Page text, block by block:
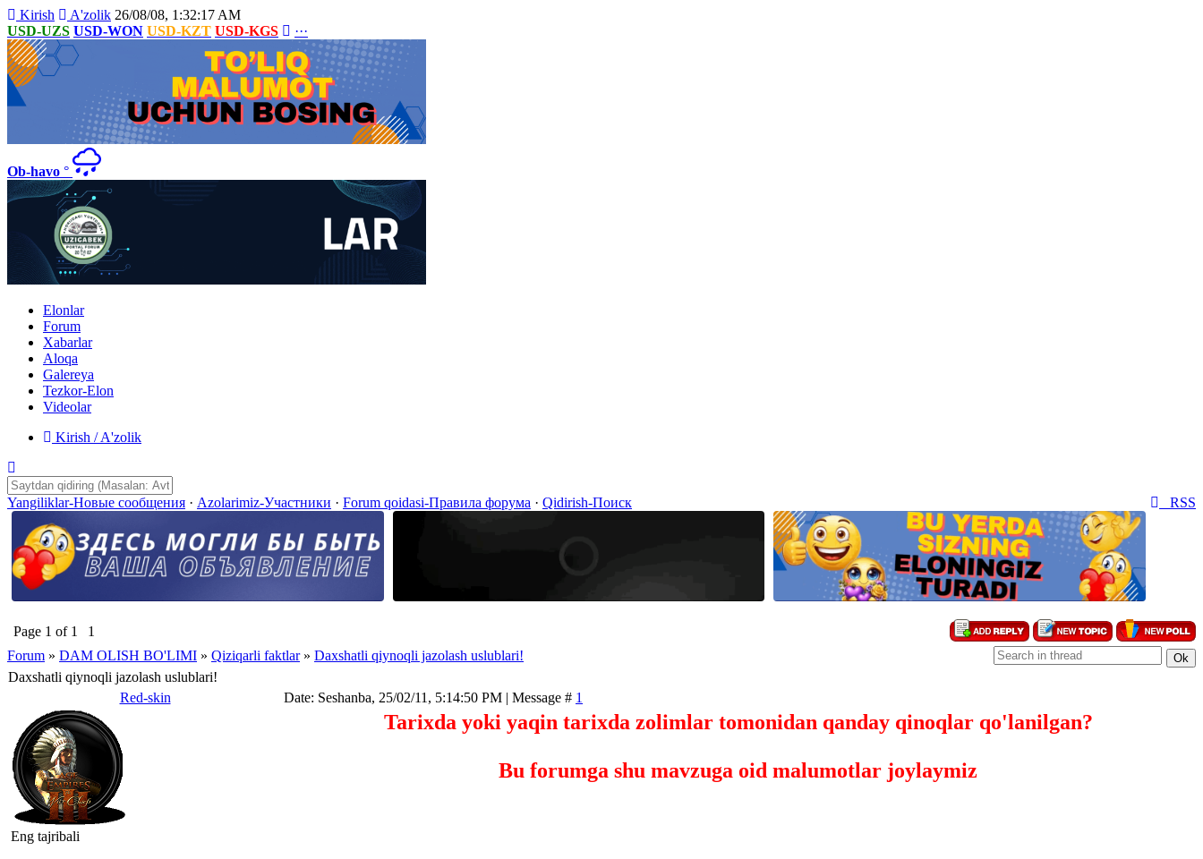
Kirish A'zolik 26/08/08, 1:32:17 AM
USD-UZS USD-WON USD-KZT USD-KGS ···
Ob-havo °
Elonlar
Forum
Xabarlar
Aloqa
Galereya
Tezkor-Elon
Videolar
Kirish / A'zolik
RSS
Yangiliklar-Новые сообщения · Azolarimiz-Участники · Forum qoidasi-Правила форума · Qidirish-Поиск
Page 1 of 1
1
Forum » DAM OLISH BO'LIMI » Qiziqarli faktlar » Daxshatli qiynoqli jazolash uslublari!
Daxshatli qiynoqli jazolash uslublari!
Red-skin
Date: Seshanba, 25/02/11, 5:14:50 PM | Message # 1
Eng tajribali
Tarixda yoki yaqin tarixda zolimlar tomonidan qanday qinoqlar qo'lanilgan?
Bu forumga shu mavzuga oid malumotlar joylaymiz